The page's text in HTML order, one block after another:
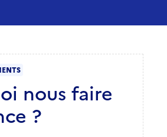
nous faire
?